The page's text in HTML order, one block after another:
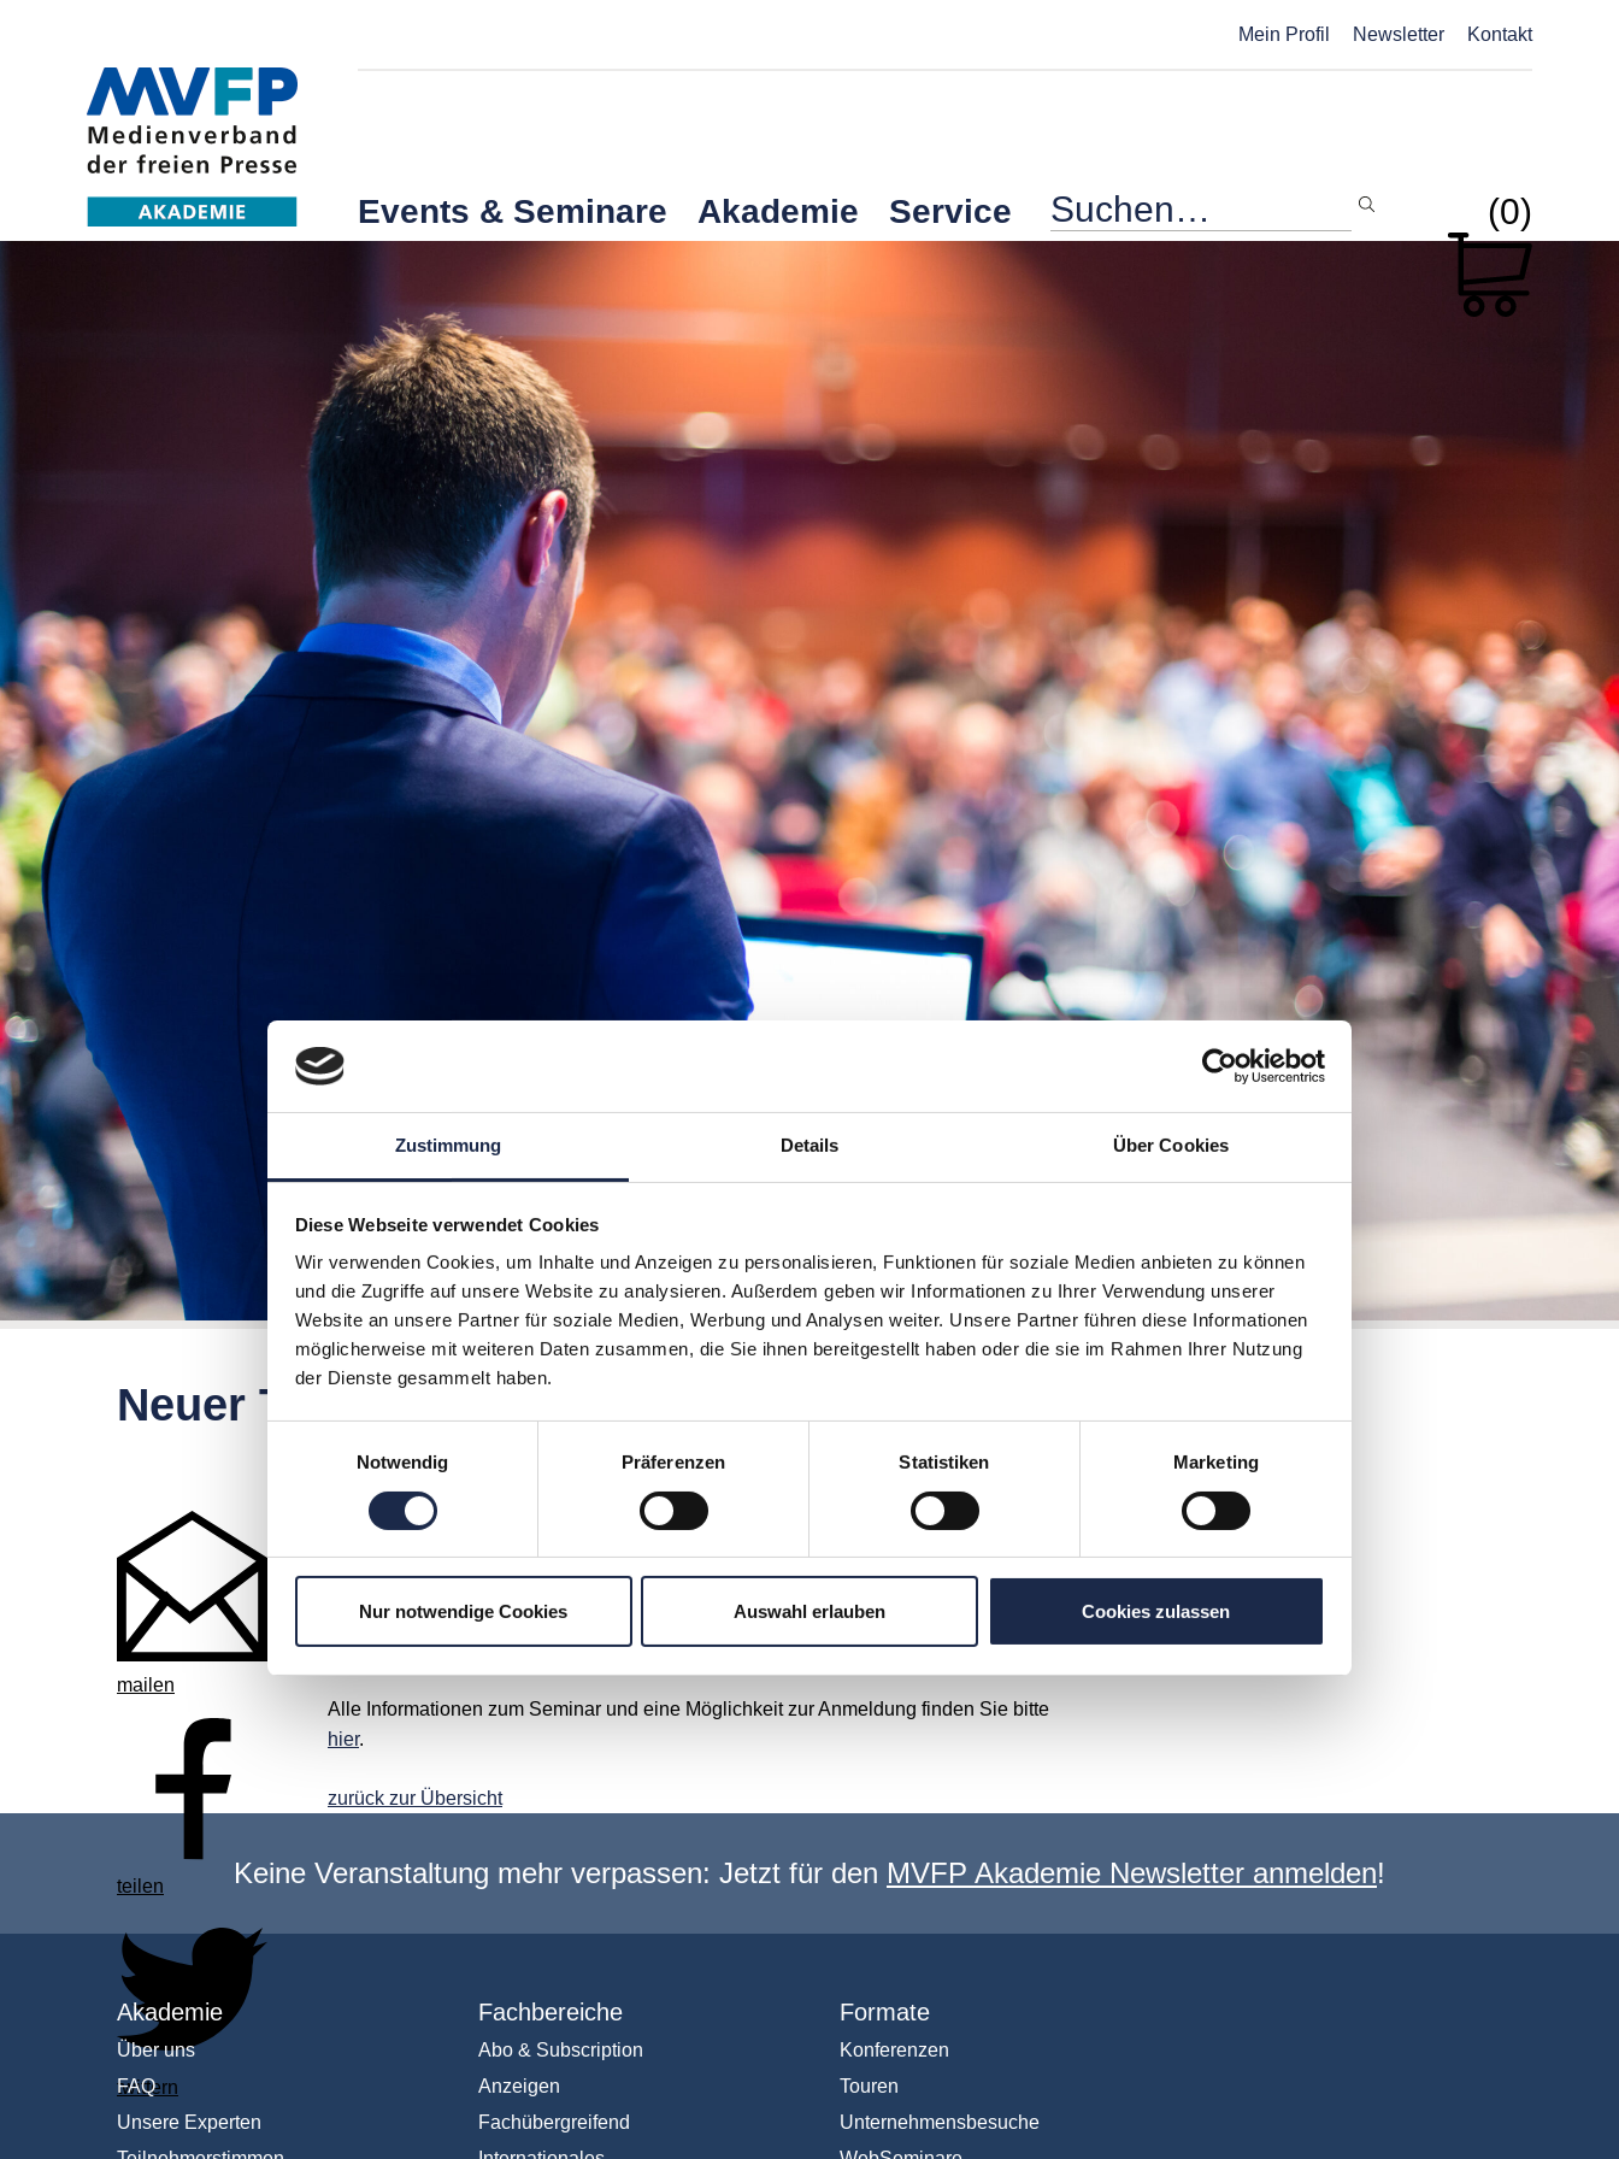
Zustimmung Details Über Cookies
Diese Webseite verwendet Cookies
Wir verwenden Cookies, um Inhalte und Anzeigen zu personalisieren, Funktionen für soziale Medien anbieten zu können
und die Zugriffe auf unsere Website zu analysieren. Außerdem geben wir Informationen zu Ihrer Verwendung unserer
Website an unsere Partner für soziale Medien, Werbung und Analysen weiter. Unsere Partner führen diese Informationen
möglicherweise mit weiteren Daten zusammen, die Sie ihnen bereitgestellt haben oder die sie im Rahmen Ihrer Nutzung
der Dienste gesammelt haben.
Notwendig
Präferenzen Statistiken Marketing
Nur notwendige Cookies Auswahl erlauben Cookies zulassen
Mein Profil Newsletter Kontakt
Events & Seminare Akademie Service (0)
Neuer Termin: Kompetentes Eventmanagement
mailen
teilen
twittern
Veranstaltungsformate, innovative und authentische Veranstaltungswerbung sowie
Anregungen für Ihren Medieneinsatz.
Alle Informationen zum Seminar und eine Möglichkeit zur Anmeldung finden Sie bitte
hier.
zurück zur Übersicht
Keine Veranstaltung mehr verpassen: Jetzt für den MVFP Akademie Newsletter anmelden!
Akademie
Über uns
FAQ
Unsere Experten
Fachbereiche
Abo & Subscription
Anzeigen
Fachübergreifend
Formate
Konferenzen
Touren
Unternehmensbesuche